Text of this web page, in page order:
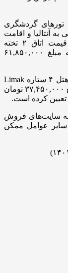
تورهای گردشگری
به آنتالیا و اقامت
در هتل ۵ ستاره Maxx Royal Golf Resort قیمت اتاق ۲ تخته
مبلغ ۵۰,۸۵۰,۰۰۰ تومان و قیمت اتاق ۱ تخته مبلغ ۶۱,۸۵۰,۰۰۰
این در حالی است که برای همین مدت اقامت هتل ۴ ستاره Limak
Atlantis Deluxe Hotel قیمت اتاق ۲ تخته را مبلغ ۳۷,۴۵۰,۰۰۰ تومان
سایت‌های فروش
سایر عوامل ممکن